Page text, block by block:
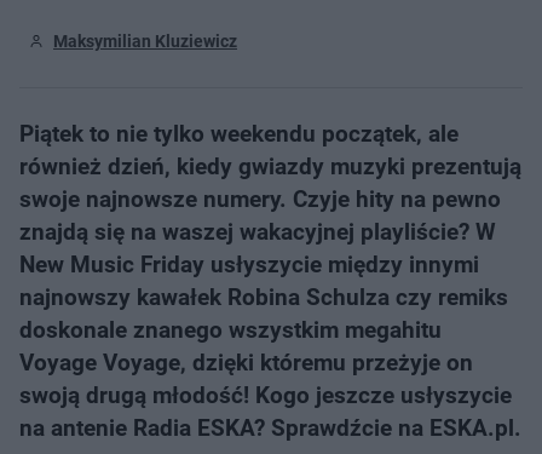
Maksymilian Kluziewicz
Piątek to nie tylko weekendu początek, ale
również dzień, kiedy gwiazdy muzyki prezentują
swoje najnowsze numery. Czyje hity na pewno
znajdą się na waszej wakacyjnej playliście? W
New Music Friday usłyszycie między innymi
najnowszy kawałek Robina Schulza czy remiks
doskonale znanego wszystkim megahitu
Voyage Voyage, dzięki któremu przeżyje on
swoją drugą młodość! Kogo jeszcze usłyszycie
na antenie Radia ESKA? Sprawdźcie na ESKA.pl.